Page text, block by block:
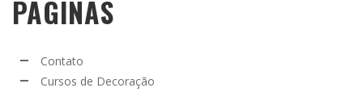
PÁGINAS
Contato
Cursos de Decoração